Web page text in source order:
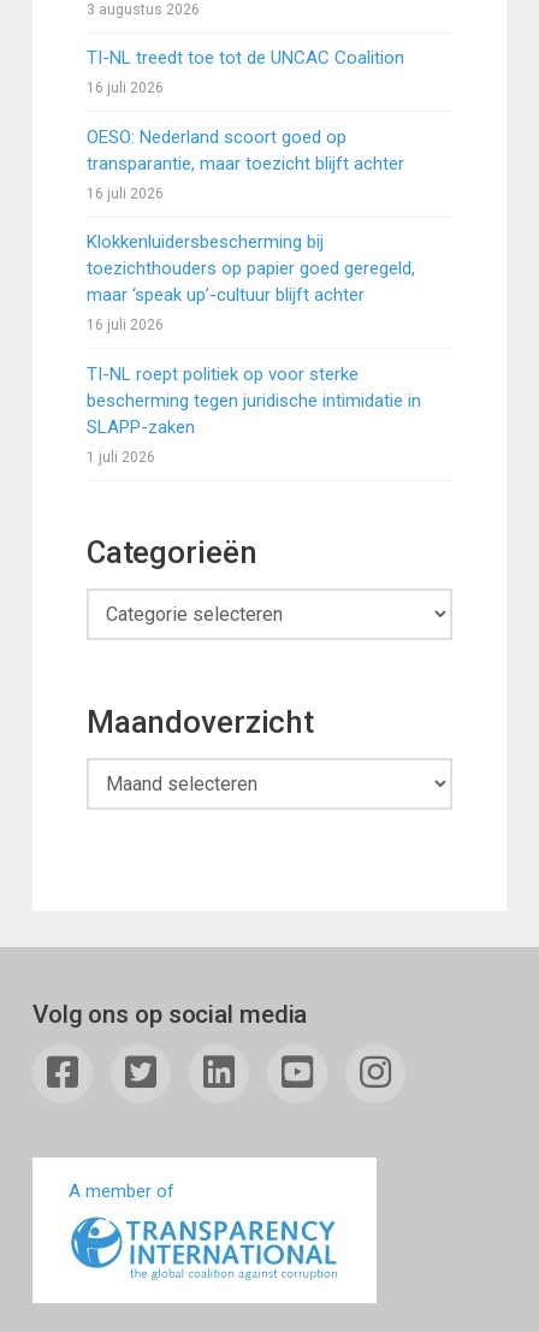
3 augustus 2026
TI-NL treedt toe tot de UNCAC Coalition
16 juli 2026
OESO: Nederland scoort goed op
transparantie, maar toezicht blijft achter
16 juli 2026
Klokkenluidersbescherming bij
toezichthouders op papier goed geregeld,
maar ‘speak up’-cultuur blijft achter
16 juli 2026
TI-NL roept politiek op voor sterke
bescherming tegen juridische intimidatie in
SLAPP-zaken
1 juli 2026
Categorieën
Categorieën
Maandoverzicht
Maandoverzicht
Volg ons op social media
A member of